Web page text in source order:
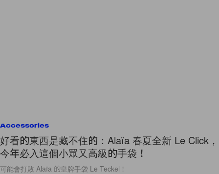
Accessories
好看的東西是藏不住的：Alaïa 春夏全新 Le Click，
今年必入這個小眾又高級的手袋！
可能會打敗 Alaïa 的皇牌手袋 Le Teckel！